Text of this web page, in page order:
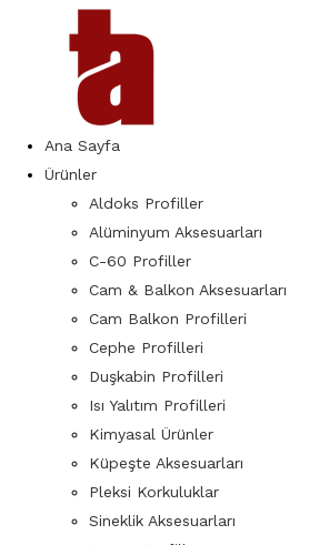
Ana Sayfa
Ürünler
Aldoks Profiller
Alüminyum Aksesuarları
C-60 Profiller
Cam & Balkon Aksesuarları
Cam Balkon Profilleri
Cephe Profilleri
Duşkabin Profilleri
Isı Yalıtım Profilleri
Kimyasal Ürünler
Küpeşte Aksesuarları
Pleksi Korkuluklar
Sineklik Aksesuarları